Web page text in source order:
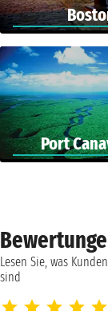
Port
Lesen Sie, was
sind